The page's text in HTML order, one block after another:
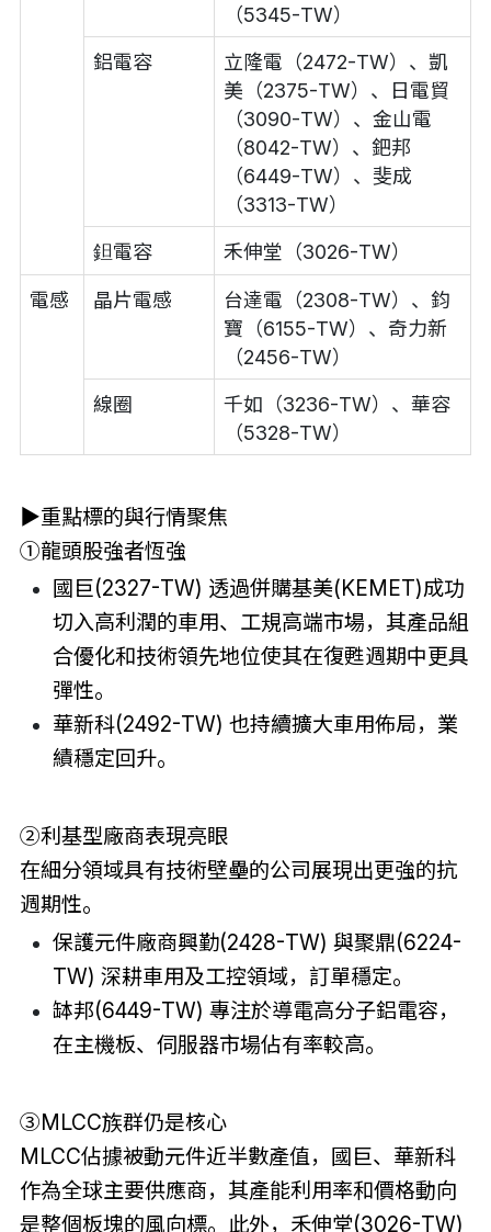
（5345-TW）
鋁電容
立隆電（2472-TW）、凱
美（2375-TW）、日電貿
（3090-TW）、金山電
（8042-TW）、鈀邦
（6449-TW）、斐成
（3313-TW）
鉭電容 禾伸堂（3026-TW）
電感 晶片電感
台達電（2308-TW）、鈞
寶（6155-TW）、奇力新
（2456-TW）
線圈
千如（3236-TW）、華容
（5328-TW）
▶重點標的與行情聚焦
①龍頭股強者恆強
國巨(2327-TW) 透過併購基美(KEMET)成功
切入高利潤的車用、工規高端市場，其產品組
合優化和技術領先地位使其在復甦週期中更具
彈性。
華新科(2492-TW) 也持續擴大車用佈局，業
績穩定回升。
②利基型廠商表現亮眼
在細分領域具有技術壁壘的公司展現出更強的抗
週期性。
保護元件廠商興勤(2428-TW) 與聚鼎(6224-
TW) 深耕車用及工控領域，訂單穩定。
缽邦(6449-TW) 專注於導電高分子鋁電容，
在主機板、伺服器市場佔有率較高。
③MLCC族群仍是核心
MLCC佔據被動元件近半數產值，國巨、華新科
作為全球主要供應商，其產能利用率和價格動向
是整個板塊的風向標。此外，禾伸堂(3026-TW)